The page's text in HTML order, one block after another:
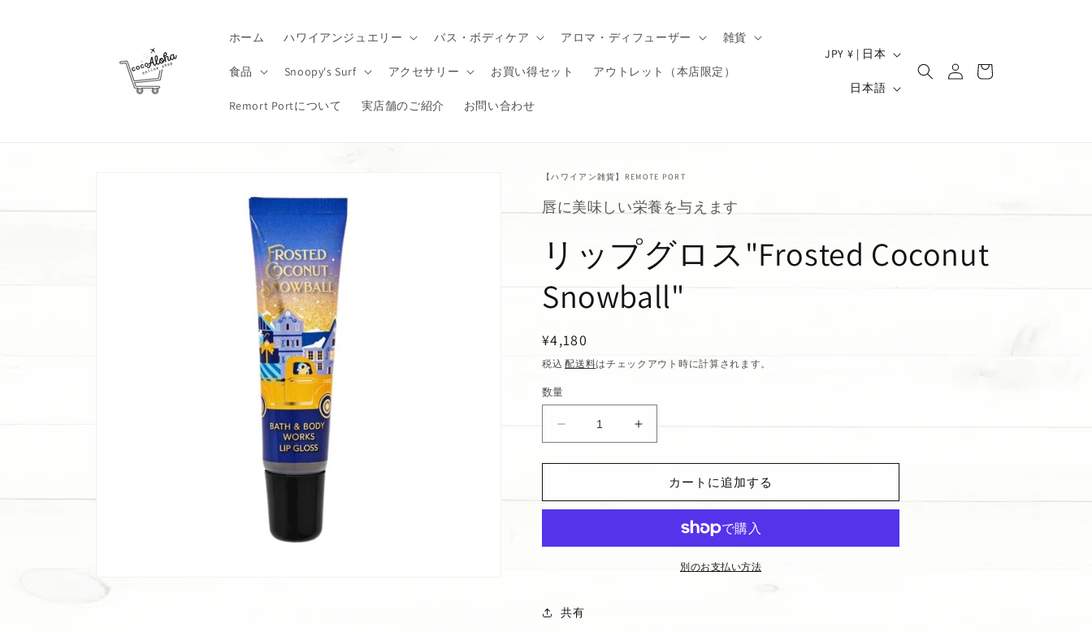
ホーム ハワイアンジュエリー バス・ボディケア アロマ・ディフューザー 雑貨
食品 Snoopy's Surf アクセサリー お買い得セット アウトレット（本店限定）
Remort Portについて 実店舗のご紹介 お問い合わせ
国
JPY ¥ | 日本
言
日本語
イ
ー
【ハワイアン雑貨】REMOTE PORT
唇に美味しい栄養を与えます
リップグロス"Frosted Coconut
Snowball"
通
常
価
格
¥4,180
税込配送料はチェックアウト時に計算されます。
数量
ロ
&quot;Frosted
数
リ
ロ
&quot;Frosted
Coconut
カートに追加する
別のお支払い方法
共有